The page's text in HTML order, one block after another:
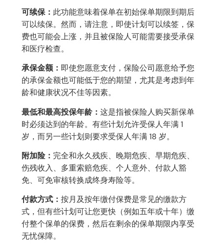
可续保： 此功能意味着保单在初始保单期限到期后
可以续保。然而，请注意，即使计划可以续签，保
费也可能会上涨，并且被保险人可能需要接受承保
和医疗检查。
承保金额： 即使您愿意支付，保险公司愿意给予您
的承保金额也可能低于您的期望，尤其是考虑到年
龄和健康状况不佳等因素。
最低和最高投保年龄： 这是指被保险人购买新保单
时必须达到的年龄。有些计划允许受保人年满 1
岁，而另一些计划则要求受保人年满 18 岁。
附加险： 完全和永久残疾、晚期危疾、早期危疾、
伤残收入、多重索赔危疾、个人意外、付款人豁
免、可免审核转换成终身寿险等。
付款方式： 按月及按年缴付保费是常见的缴款方
式，但有些计划可让您更快（例如五年或十年）缴
付整个保单的保费，然后在剩余的保单期限内享受
无忧保障。